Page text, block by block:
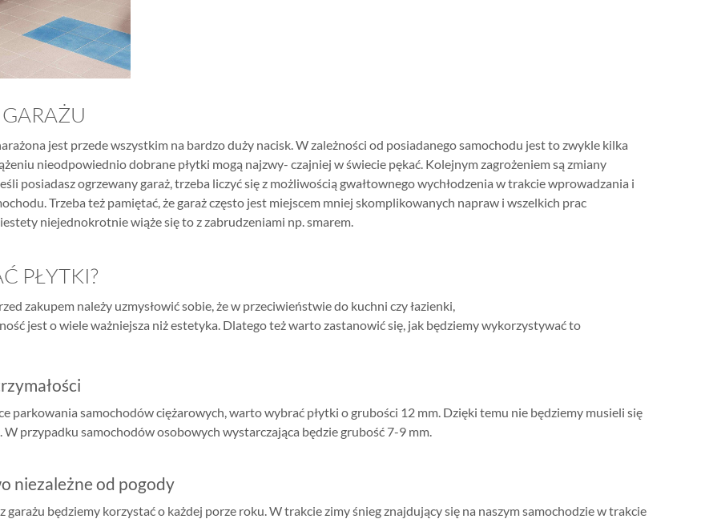
jest przede wszystkim na bardzo duży nacisk. W zależności od posiadanego samochodu jest to zwykle kilka
nieodpowiednio dobrane płytki mogą najzwy- czajniej w świecie pękać. Kolejnym zagrożeniem są zmiany
posiadasz ogrzewany garaż, trzeba liczyć się z możliwością gwałtownego wychłodzenia w trakcie wprowadzania i
Trzeba też pamiętać, że garaż często jest miejscem mniej skomplikowanych napraw i wszelkich prac
niejednokrotnie wiąże się to z zabrudzeniami np. smarem.
PŁYTKI?
zakupem należy uzmysłowić sobie, że w przeciwieństwie do kuchni czy łazienki,
jest o wiele ważniejsza niż estetyka. Dlatego też warto zastanowić się, jak będziemy wykorzystywać to
parkowania samochodów ciężarowych, warto wybrać płytki o grubości 12 mm. Dzięki temu nie będziemy musieli się
W przypadku samochodów osobowych wystarczająca będzie grubość 7-9 mm.
niezależne od pogody
garażu będziemy korzystać o każdej porze roku. W trakcie zimy śnieg znajdujący się na naszym samochodzie w trakcie